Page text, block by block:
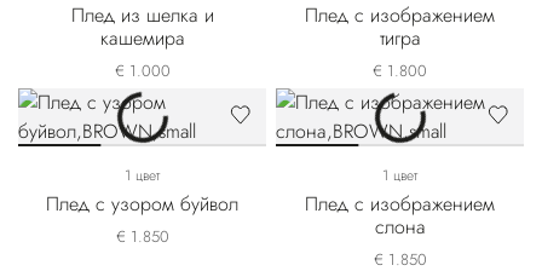
Плед из шелка и
кашемира
€ 1.000
Плед с изображением
тигра
€ 1.800
1 цвет
Плед с узором буйвол
€ 1.850
1 цвет
Плед с изображением
слона
€ 1.850